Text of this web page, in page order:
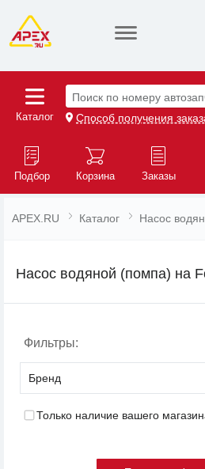
Каталог
Поиск по номеру
Способ получения
Подбор Корзина Заказы
APEX.RU Каталог Насос
Насос водяной (помпа) на
Фильтры:
Бренд
Только наличие вашего